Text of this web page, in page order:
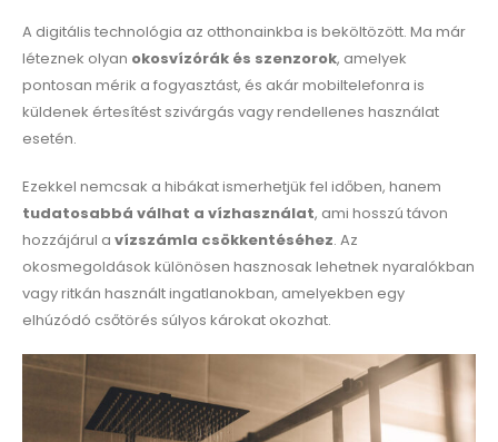
A digitális technológia az otthonainkba is beköltözött. Ma már
léteznek olyan okosvízórák és szenzorok, amelyek
pontosan mérik a fogyasztást, és akár mobiltelefonra is
küldenek értesítést szivárgás vagy rendellenes használat
esetén.
Ezekkel nemcsak a hibákat ismerhetjük fel időben, hanem
tudatosabbá válhat a vízhasználat, ami hosszú távon
hozzájárul a vízszámla csökkentéséhez. Az
okosmegoldások különösen hasznosak lehetnek nyaralókban
vagy ritkán használt ingatlanokban, amelyekben egy
elhúzódó csőtörés súlyos károkat okozhat.